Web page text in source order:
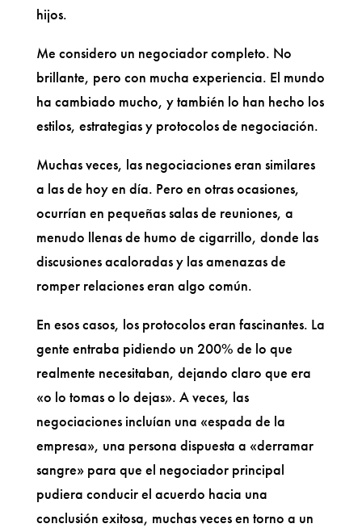
hijos.
Me considero un negociador completo. No
brillante, pero con mucha experiencia. El mundo
ha cambiado mucho, y también lo han hecho los
estilos, estrategias y protocolos de negociación.
Muchas veces, las negociaciones eran similares
a las de hoy en día. Pero en otras ocasiones,
ocurrían en pequeñas salas de reuniones, a
menudo llenas de humo de cigarrillo, donde las
discusiones acaloradas y las amenazas de
romper relaciones eran algo común.
En esos casos, los protocolos eran fascinantes. La
gente entraba pidiendo un 200% de lo que
realmente necesitaban, dejando claro que era
«o lo tomas o lo dejas». A veces, las
negociaciones incluían una «espada de la
empresa», una persona dispuesta a «derramar
sangre» para que el negociador principal
pudiera conducir el acuerdo hacia una
conclusión exitosa, muchas veces en torno a un